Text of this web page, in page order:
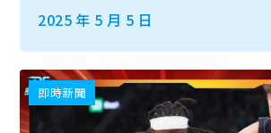
2025 年 5 月 5 日
即時新聞